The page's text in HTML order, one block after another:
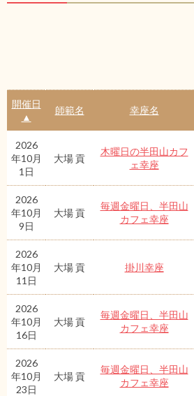
開催日
▲
師範名 幸座名
2026
年10月
1日
大場 貢
木曜日の半田山カフ
ェ幸座
2026
年10月
9日
大場 貢
毎週金曜日、半田山
カフェ幸座
2026
年10月
11日
大場 貢 掛川幸座
2026
年10月
16日
大場 貢
毎週金曜日、半田山
カフェ幸座
2026
年10月
23日
大場 貢
毎週金曜日、半田山
カフェ幸座